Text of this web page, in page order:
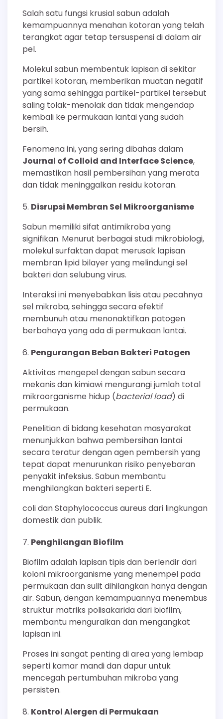
Salah satu fungsi krusial sabun adalah
kemampuannya menahan kotoran yang telah
terangkat agar tetap tersuspensi di dalam air
pel.
Molekul sabun membentuk lapisan di sekitar
partikel kotoran, memberikan muatan negatif
yang sama sehingga partikel-partikel tersebut
saling tolak-menolak dan tidak mengendap
kembali ke permukaan lantai yang sudah
bersih.
Fenomena ini, yang sering dibahas dalam
Journal of Colloid and Interface Science,
memastikan hasil pembersihan yang merata
dan tidak meninggalkan residu kotoran.
Disrupsi Membran Sel Mikroorganisme
Sabun memiliki sifat antimikroba yang
signifikan. Menurut berbagai studi mikrobiologi,
molekul surfaktan dapat merusak lapisan
membran lipid bilayer yang melindungi sel
bakteri dan selubung virus.
Interaksi ini menyebabkan lisis atau pecahnya
sel mikroba, sehingga secara efektif
membunuh atau menonaktifkan patogen
berbahaya yang ada di permukaan lantai.
Pengurangan Beban Bakteri Patogen
Aktivitas mengepel dengan sabun secara
mekanis dan kimiawi mengurangi jumlah total
mikroorganisme hidup (bacterial load) di
permukaan.
Penelitian di bidang kesehatan masyarakat
menunjukkan bahwa pembersihan lantai
secara teratur dengan agen pembersih yang
tepat dapat menurunkan risiko penyebaran
penyakit infeksius. Sabun membantu
menghilangkan bakteri seperti E.
coli dan Staphylococcus aureus dari lingkungan
domestik dan publik.
Penghilangan Biofilm
Biofilm adalah lapisan tipis dan berlendir dari
koloni mikroorganisme yang menempel pada
permukaan dan sulit dihilangkan hanya dengan
air. Sabun, dengan kemampuannya menembus
struktur matriks polisakarida dari biofilm,
membantu menguraikan dan mengangkat
lapisan ini.
Proses ini sangat penting di area yang lembap
seperti kamar mandi dan dapur untuk
mencegah pertumbuhan mikroba yang
persisten.
Kontrol Alergen di Permukaan